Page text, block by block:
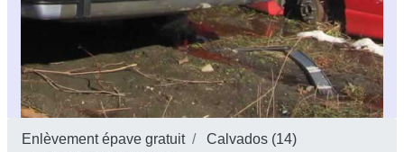
Enlèvement épave gratuit
Calvados (14)